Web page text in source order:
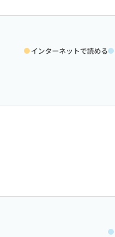
インターネットで読める